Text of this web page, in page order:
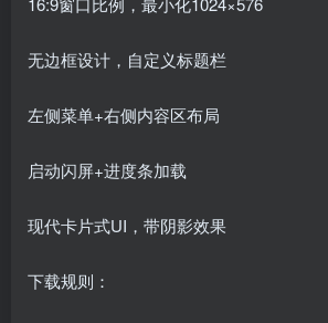
无边框设计，自定义标题栏
左侧菜单+右侧内容区布局
启动闪屏+进度条加载
现代卡片式UI，带阴影效果
下载规则：